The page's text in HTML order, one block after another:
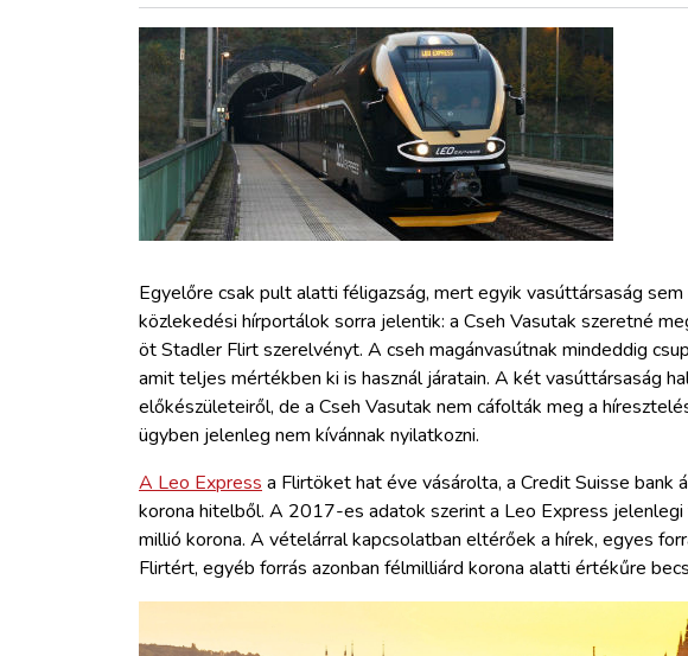
HAJÓZÁS
ARCHÍVUM
WEBSHOP
BELÉPÉS
REGISZTRÁCIÓ
Egyelőre csak pult alatti féligazság, mert egyik vasúttársaság
közlekedési hírportálok sorra jelentik: a Cseh Vasutak szeretné
öt Stadler Flirt szerelvényt. A cseh magánvasútnak mindeddig
amit teljes mértékben ki is használ járatain. A két vasúttársaság
előkészületeiről, de a Cseh Vasutak nem cáfolták meg a
ügyben jelenleg nem kívánnak nyilatkozni.
A Leo Express a Flirtöket hat éve vásárolta, a Credit Suisse
korona hitelből. A 2017-es adatok szerint a Leo Express
millió korona. A vételárral kapcsolatban eltérőek a hírek, egyes
Flirtért, egyéb forrás azonban félmilliárd korona alatti értékűre